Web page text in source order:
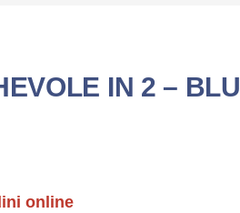
IN 2 – BLU
online